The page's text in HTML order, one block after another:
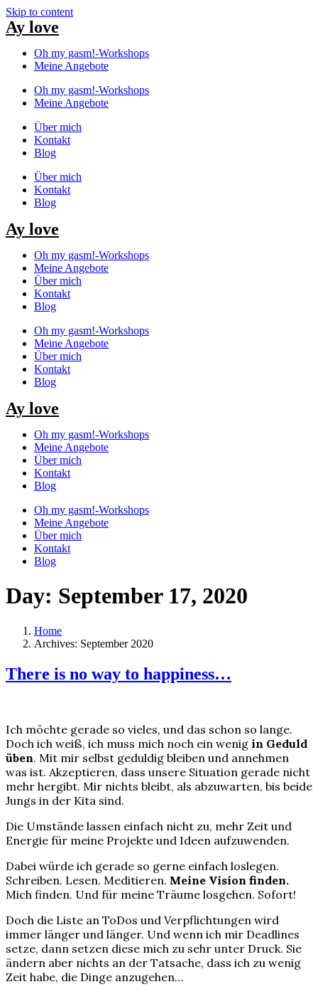
Skip to content
Ay love
Oh my gasm!-Workshops
Meine Angebote
Oh my gasm!-Workshops
Meine Angebote
Über mich
Kontakt
Blog
Über mich
Kontakt
Blog
Ay love
Oh my gasm!-Workshops
Meine Angebote
Über mich
Kontakt
Blog
Oh my gasm!-Workshops
Meine Angebote
Über mich
Kontakt
Blog
Ay love
Oh my gasm!-Workshops
Meine Angebote
Über mich
Kontakt
Blog
Oh my gasm!-Workshops
Meine Angebote
Über mich
Kontakt
Blog
Day: September 17, 2020
Home
Archives: September 2020
There is no way to happiness…
Ich möchte gerade so vieles, und das schon so lange.
Doch ich weiß, ich muss mich noch ein wenig in Geduld
üben. Mit mir selbst geduldig bleiben und annehmen
was ist. Akzeptieren, dass unsere Situation gerade nicht
mehr hergibt. Mir nichts bleibt, als abzuwarten, bis beide
Jungs in der Kita sind.
Die Umstände lassen einfach nicht zu, mehr Zeit und
Energie für meine Projekte und Ideen aufzuwenden.
Dabei würde ich gerade so gerne einfach loslegen.
Schreiben. Lesen. Meditieren. Meine Vision finden.
Mich finden. Und für meine Träume losgehen. Sofort!
Doch die Liste an ToDos und Verpflichtungen wird
immer länger und länger. Und wenn ich mir Deadlines
setze, dann setzen diese mich zu sehr unter Druck. Sie
ändern aber nichts an der Tatsache, dass ich zu wenig
Zeit habe, die Dinge anzugehen…